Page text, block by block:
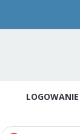
LOGOWANIE